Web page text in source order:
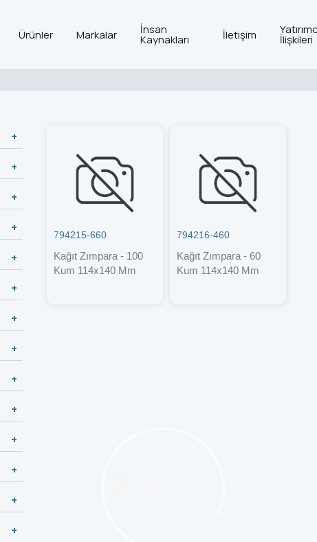
Ürünler Markalar İnsan
Kaynakları İletişim İlişkileri
794215-660
Kağıt Zımpara - 100
Kum 114x140 Mm
794216-460
Kağıt Zımpara - 60
Kum 114x140 Mm